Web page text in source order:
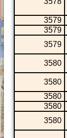
3579
3579
3579
3580
3580
3580
3580
3580